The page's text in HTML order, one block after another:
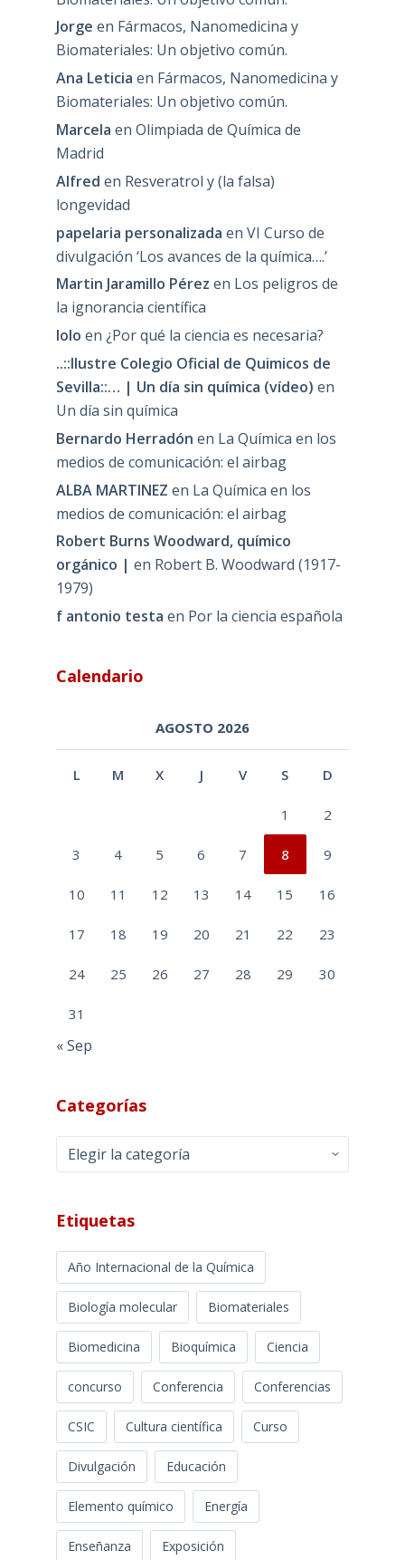
Jorge en Fármacos, Nanomedicina y
Biomateriales: Un objetivo común.
Ana Leticia en Fármacos, Nanomedicina y
Biomateriales: Un objetivo común.
Marcela en Olimpiada de Química de
Madrid
Alfred en Resveratrol y (la falsa)
longevidad
papelaria personalizada en VI Curso de
divulgación ‘Los avances de la química….’
Martin Jaramillo Pérez en Los peligros de
la ignorancia científica
lolo en ¿Por qué la ciencia es necesaria?
..::Ilustre Colegio Oficial de Quimicos de
Sevilla::… | Un día sin química (vídeo) en
Un día sin química
Bernardo Herradón en La Química en los
medios de comunicación: el airbag
ALBA MARTINEZ en La Química en los
medios de comunicación: el airbag
Robert Burns Woodward, químico
orgánico | en Robert B. Woodward (1917-
1979)
f antonio testa en Por la ciencia española
Calendario
AGOSTO 2026
L M X J V S D
1 2
3 4 5 6 7 8 9
10 11 12 13 14 15 16
17 18 19 20 21 22 23
24 25 26 27 28 29 30
31
« Sep
Categorías
Categorías
Etiquetas
Año Internacional de la Química
Biología molecular Biomateriales
Biomedicina Bioquímica Ciencia
concurso Conferencia Conferencias
CSIC Cultura científica Curso
Divulgación Educación
Elemento químico Energía
Enseñanza Exposición